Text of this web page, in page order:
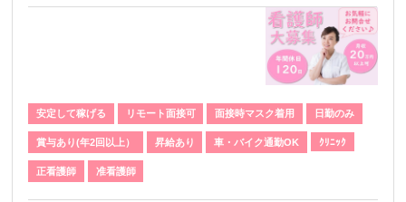
安定して稼げる リモート面接可 面接時マスク着用 日勤のみ
賞与あり(年2回以上） 昇給あり 車・バイク通勤OK ｸﾘﾆｯｸ
正看護師 准看護師